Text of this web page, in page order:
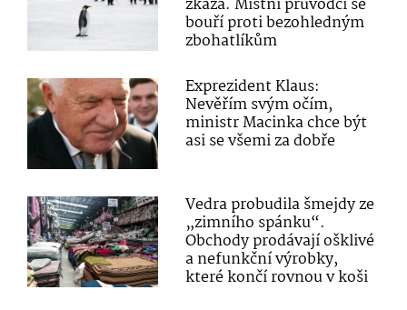
zkáza. Místní průvodci se
bouří proti bezohledným
zbohatlíkům
Exprezident Klaus:
Nevěřím svým očím,
ministr Macinka chce být
asi se všemi za dobře
Vedra probudila šmejdy ze
„zimního spánku“.
Obchody prodávají ošklivé
a nefunkční výrobky,
které končí rovnou v koši